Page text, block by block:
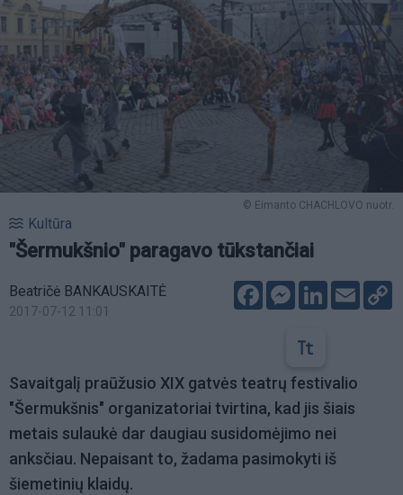
© Eimanto CHACHLOVO nuotr.
Kultūra
"Šermukšnio" paragavo tūkstančiai
Beatričė BANKAUSKAITĖ
2017-07-12 11:01
FacebookMessenger
LinkedIn
Email
Savaitgalį praūžusio XIX gatvės teatrų festivalio
"Šermukšnis" organizatoriai tvirtina, kad jis šiais
metais sulaukė dar daugiau susidomėjimo nei
anksčiau. Nepaisant to, žadama pasimokyti iš
šiemetinių klaidų.